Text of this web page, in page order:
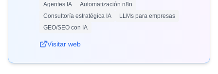
Agentes IA
Automatización n8n
Consultoría estratégica IA
LLMs para empresas
GEO/SEO con IA
Visitar web